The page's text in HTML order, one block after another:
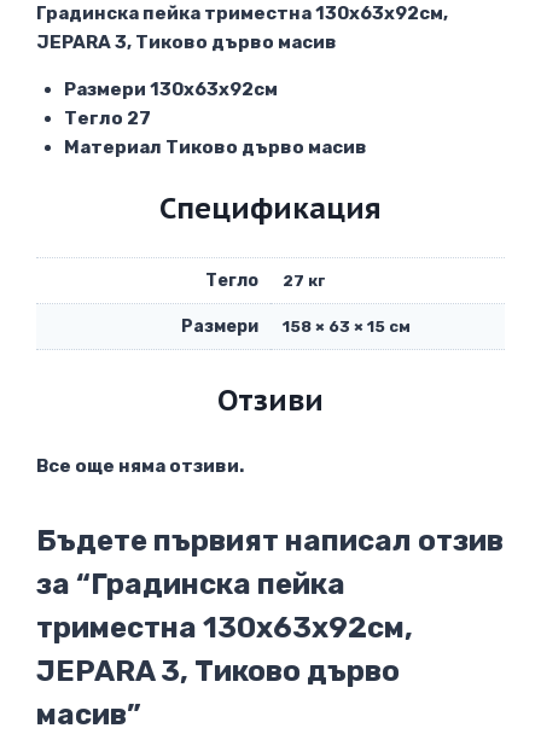
Градинска пейка триместна 130х63х92см,
JEPARA 3, Тиково дърво масив
Размери 130х63х92см
Тегло 27
Материал Тиково дърво масив
Спецификация
Тегло 27 кг
Размери 158 × 63 × 15 см
Отзиви
Все още няма отзиви.
Бъдете първият написал отзив
за “Градинска пейка
триместна 130х63х92см,
JEPARA 3, Тиково дърво
масив”